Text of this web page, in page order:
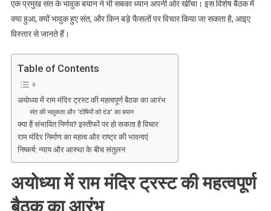
को
–
एक प्रमुख संत के भावुक बयान ने भी सबका ध्यान अपनी ओर खींचा। इस विशेष बैठक में
क्या हुआ, क्यों भावुक हुए संत, और किन बड़े फैसलों पर विचार किया जा सकता है, आइए
विस्तार से जानते हैं।
Table of Contents
अयोध्या में राम मंदिर ट्रस्ट की महत्वपूर्ण बैठक का आरंभ
संत की भावुकता और ‘दोषियों को दंड’ का बयान
क्या हैं संभावित निर्णय? इस्तीफों पर हो सकता है विचार
राम मंदिर निर्माण का महत्व और राष्ट्र की भावनाएं
निष्कर्ष: न्याय और आस्था के बीच संतुलन
अयोध्या में राम मंदिर ट्रस्ट की महत्वपूर्ण
बैठक का आरंभ